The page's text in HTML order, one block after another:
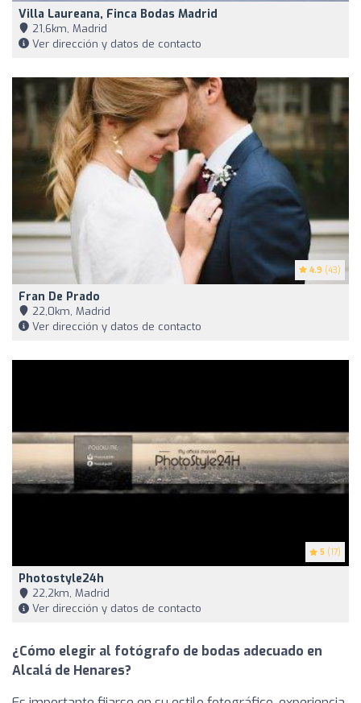
Villa Laureana, Finca Bodas Madrid
21,6km, Madrid
Ver dirección y datos de contacto
4.9 (43)
Fran De Prado
22,0km, Madrid
Ver dirección y datos de contacto
5 (17)
Photostyle24h
22,2km, Madrid
Ver dirección y datos de contacto
¿Cómo elegir al fotógrafo de bodas adecuado en
Alcalá de Henares?